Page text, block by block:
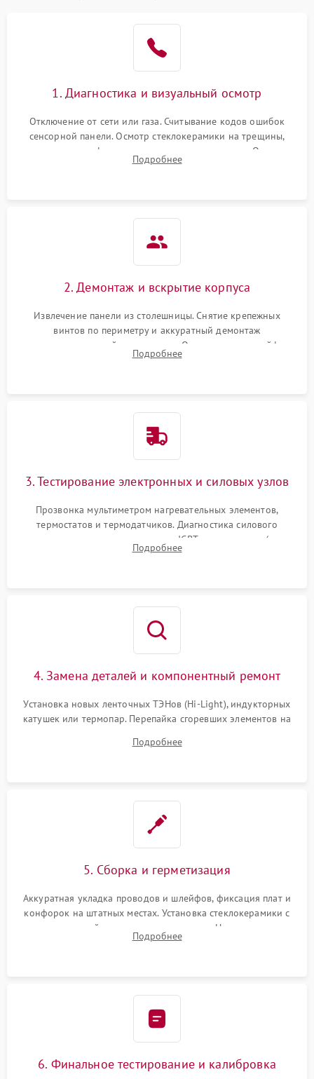
1. Диагностика и визуальный осмотр
Отключение от сети или газа. Считывание кодов ошибок
сенсорной панели. Осмотр стеклокерамики на трещины,
проверка конфорок на равномерность нагрева. Опрос
клиента о симптомах (не включается, не видит посуду,
Подробнее
2. Демонтаж и вскрытие корпуса
Извлечение панели из столешницы. Снятие крепежных
винтов по периметру и аккуратный демонтаж
стеклокерамической поверхности. Отсоединение шлейфов
сенсорного блока для доступа к силовым платам, катушкам
Подробнее
3. Тестирование электронных и силовых узлов
Прозвонка мультиметром нагревательных элементов,
термостатов и термодатчиков. Диагностика силового
модуля, реле, диодных мостов и IGBT-транзисторов (для
индукции). Проверка кранов и газ-контроля (для газовых
Подробнее
4. Замена деталей и компонентный ремонт
Установка новых ленточных ТЭНов (Hi-Light), индукторных
катушек или термопар. Перепайка сгоревших элементов на
дорожек. Очистка контактов и замена поврежденной
Подробнее
5. Сборка и герметизация
Аккуратная укладка проводов и шлейфов, фиксация плат и
конфорок на штатных местах. Установка стеклокерамики с
проверкой равномерности зазоров. Нанесение
термостойкого герметика или укладка уплотнительной
Подробнее
6. Финальное тестирование и калибровка